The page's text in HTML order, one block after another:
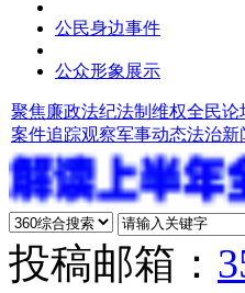
公民身边事件
公众形象展示
聚焦廉政法纪法制维权全民论
案件追踪观察军事动态法治新
投稿邮箱：